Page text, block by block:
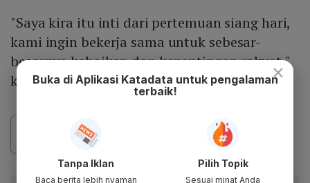
"Saya kira itu inti dari pertemuan siang hari,
kami ingin bekerja sama untuk sebesar-
besarnya kebaikan dan kepentingan rakyat,"
kata Prabowo.
×
Buka di Aplikasi Katadata untuk pengalaman
terbaik!
Tanpa Iklan
Baca berita lebih nyaman
Pilih Topik
Sesuai minat Anda